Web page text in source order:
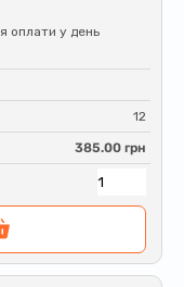
оплати у день
12
385.00 грн